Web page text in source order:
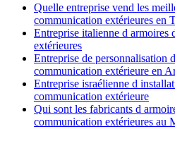
Quelle entreprise vend les
communication extérieures en
Entreprise italienne d armoires
extérieures
Entreprise de personnalisation
communication extérieure en
Entreprise israélienne d
communication extérieure
Qui sont les fabricants d
communication extérieures au